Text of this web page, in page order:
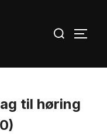
efter:
til høring